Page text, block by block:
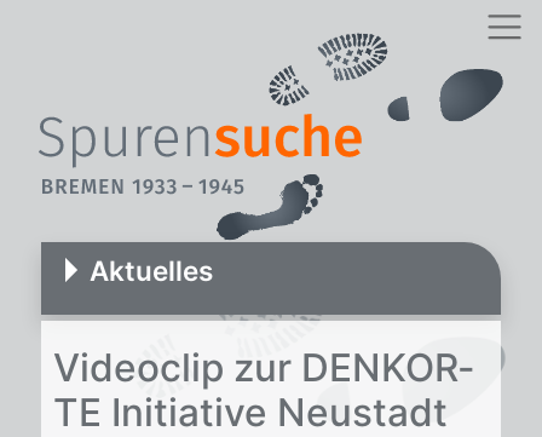
Aktuelles
Vi­deo­clip zur DENK­OR­
TE In­itia­ti­ve Neu­stadt